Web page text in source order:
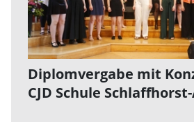
Diplomvergabe mit
CJD Schule